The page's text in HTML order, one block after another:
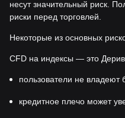
несут значительный риск.
риски перед торговлей.
Некоторые из основных
CFD на индексы — это
пользователи не владеют
кредитное плечо может